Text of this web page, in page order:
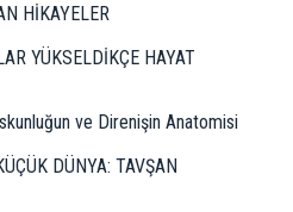
HİKAYELER
YÜKSELDİKÇE HAYAT
ve Direnişin Anatomisi
DÜNYA: TAVŞAN